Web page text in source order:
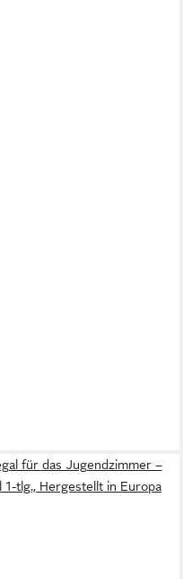
für das Jugendzimmer –
tlg., Hergestellt in Europa